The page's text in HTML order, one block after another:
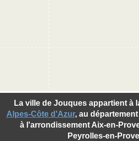
La ville de Jouques appartient à
Alpes-Côte d'Azur, au département
à l'arrondissement Aix-en-
Peyrolles-en-